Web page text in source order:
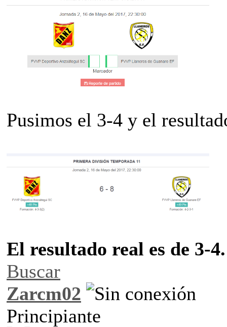
Pusimos el 3-4 y el
El resultado real es de 3-4.
Buscar
Zarcm02
Principiante